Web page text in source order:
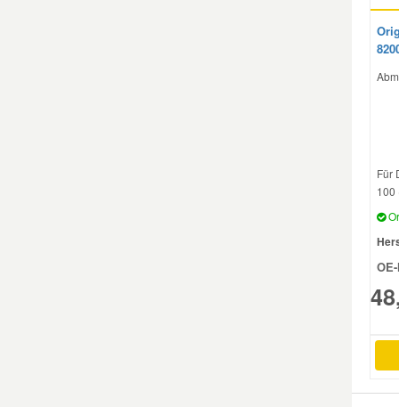
Für
100